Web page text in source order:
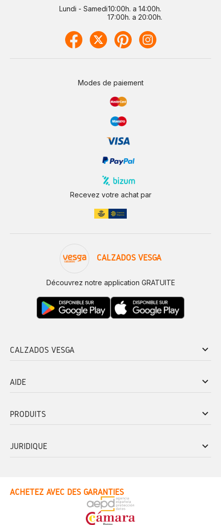
Lundi - Samedi10:00h. a 14:00h.
17:00h. a 20:00h.
Modes de paiement
Recevez votre achat par
CALZADOS VESGA
Découvrez notre application GRATUITE
CALZADOS VESGA keyboard_arrow_down
AIDE keyboard_arrow_down
PRODUITS keyboard_arrow_down
JURIDIQUE keyboard_arrow_down
ACHETEZ AVEC DES GARANTIES